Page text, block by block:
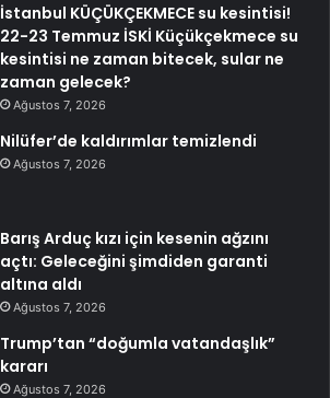
İstanbul KÜÇÜKÇEKMECE su kesintisi!
22-23 Temmuz İSKİ Küçükçekmece su
kesintisi ne zaman bitecek, sular ne
zaman gelecek?
Ağustos 7, 2026
Nilüfer’de kaldırımlar temizlendi
Ağustos 7, 2026
Barış Arduç kızı için kesenin ağzını
açtı: Geleceğini şimdiden garanti
altına aldı
Ağustos 7, 2026
Trump’tan “doğumla vatandaşlık”
kararı
Ağustos 7, 2026